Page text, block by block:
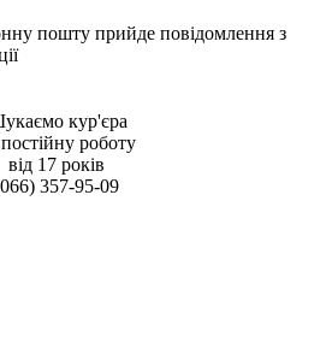
пошту прийде повідомлення з
кур'єра
роботу
вiд 17 рокiв
357-95-09